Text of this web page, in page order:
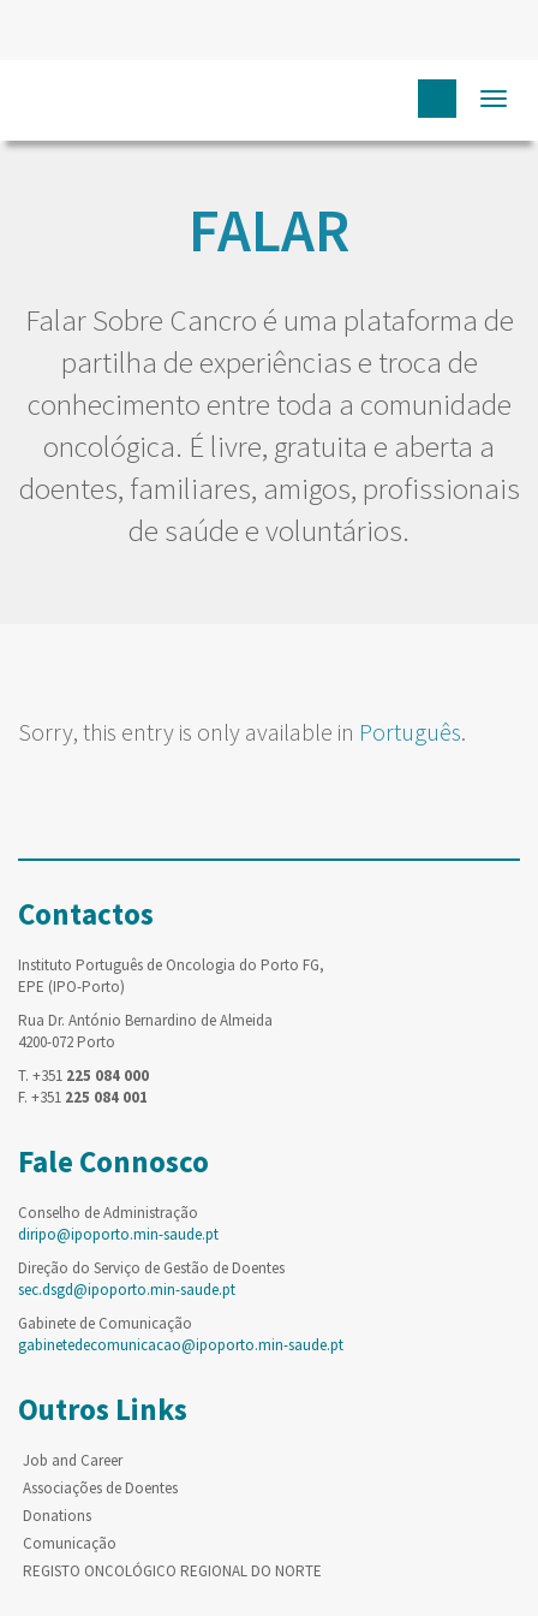
FALAR
Falar Sobre Cancro é uma plataforma de
partilha de experiências e troca de
conhecimento entre toda a comunidade
oncológica. É livre, gratuita e aberta a
doentes, familiares, amigos, profissionais
de saúde e voluntários.
Sorry, this entry is only available in Português.
Contactos
Instituto Português de Oncologia do Porto FG,
EPE (IPO-Porto)
Rua Dr. António Bernardino de Almeida
4200-072 Porto
T. +351 225 084 000
F. +351 225 084 001
Fale Connosco
Conselho de Administração
diripo@ipoporto.min-saude.pt
Direção do Serviço de Gestão de Doentes
sec.dsgd@ipoporto.min-saude.pt
Gabinete de Comunicação
gabinetedecomunicacao@ipoporto.min-saude.pt
Outros Links
Job and Career
Associações de Doentes
Donations
Comunicação
REGISTO ONCOLÓGICO REGIONAL DO NORTE